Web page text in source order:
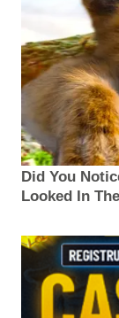
Did You
Looked In